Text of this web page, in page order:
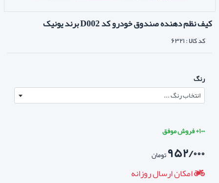
کیف نظم دهنده صندوق خودرو کد D002 برند یونیک
کد کالا :۶۳۲۱
رنگ
انتخاب رنگ ...
۱۰۰+ فروش موفق
۹۵۲/۰۰۰تومان
امکان ارسال روزانه